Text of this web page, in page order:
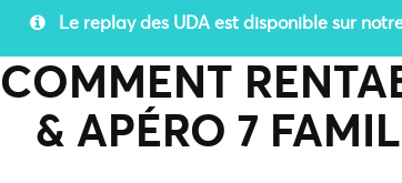
Le replay des UDA est disponible sur
& APÉRO 7